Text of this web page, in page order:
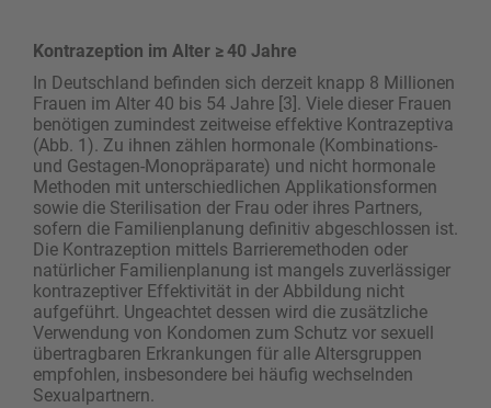
Kontrazeption im Alter ≥ 40 Jahre
In Deutschland befinden sich derzeit knapp 8 Millionen
Frauen im Alter 40 bis 54 Jahre [3]. Viele dieser Frauen
benötigen zumindest zeitweise effektive Kontrazeptiva
(Abb. 1). Zu ihnen zählen hormonale (Kombinations-
und Gestagen-Monopräparate) und nicht hormonale
Methoden mit unterschiedlichen Applikationsformen
sowie die Sterilisation der Frau oder ihres Partners,
sofern die Familienplanung definitiv abgeschlossen ist.
Die Kontrazeption mittels Barrieremethoden oder
natürlicher Familienplanung ist mangels zuverlässiger
kontrazeptiver Effektivität in der Abbildung nicht
aufgeführt. Ungeachtet dessen wird die zusätzliche
Verwendung von Kondomen zum Schutz vor sexuell
übertragbaren Erkrankungen für alle Altersgruppen
empfohlen, insbesondere bei häufig wechselnden
Sexualpartnern.